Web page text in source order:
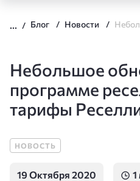
CLO
Блог Новости
Небольшое
программе
тарифы
НОВОСТЬ
19 Октября 2020 1